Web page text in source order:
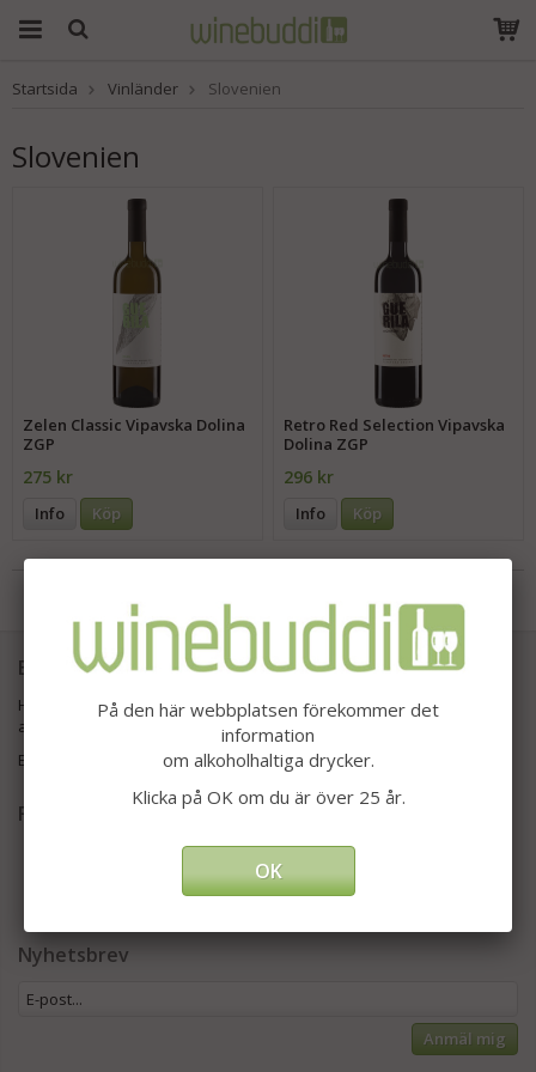
Produkten har blivit
Startsida Vinländer Slovenien
Slovenien
Zelen Classic Vipavska Dolina
ZGP
275 kr
Info Köp
Retro Red Selection Vipavska
Dolina ZGP
296 kr
Info Köp
Ekologiska viner direkt hem till dig
Hos Winebuddi kan du välja ur ett stort utbud av ekologiska
alkoholvaror.
Ett bekvämt sätt att handla med leverans till din dörr.
Följ oss på Instagram
Nyhetsbrev
Anmäl mig
På den här webbplatsen förekommer det
information
om alkoholhaltiga drycker.
Klicka på OK om du är över 25 år.
OK